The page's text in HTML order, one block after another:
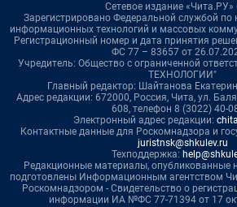
Сетевое издание «Чита.РУ»
Зарегистрировано Федеральной службой по
информационных технологий и массовых
Регистрационный номер и дата принятия
ФС 77 – 83657 от
Учредитель: Общество с ограниченной
ТЕХНОЛОГИИ"
Главный редактор: Шайтанова
Адрес редакции: 672000, Россия, Чита, ул.
608, телефон 8 (3022) 40-
Электронный адрес редакции:
Контактные данные для Роскомнадзора и
juristnsk@shkulev.ru
Техподдержка:
Редакционные материалы, опубликованные
подготовлены Информационным агентством
Роскомнадзором - Свидетельство о
информации ИА №ФС 77-71394 от 17